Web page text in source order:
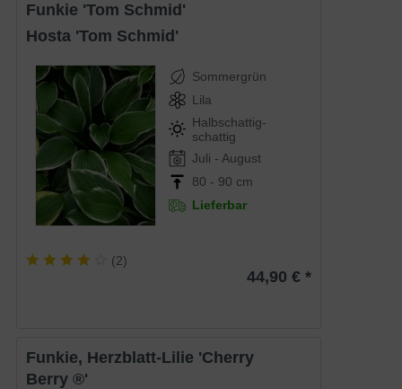
Funkie 'Tom Schmid'
Hosta 'Tom Schmid'
Sommergrün
Lila
Halbschattig-
schattig
Juli - August
80 - 90 cm
Lieferbar
(2)
44,90 € *
Funkie, Herzblatt-Lilie 'Cherry
Berry ®'